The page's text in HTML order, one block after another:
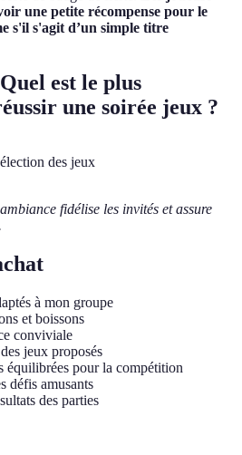
une petite récompense pour le
s'il s'agit d’un simple titre
est le plus
une soirée jeux ?
des jeux
fidélise les invités et assure
à mon groupe
et boissons
conviviale
jeux proposés
équilibrées pour la compétition
défis amusants
des parties